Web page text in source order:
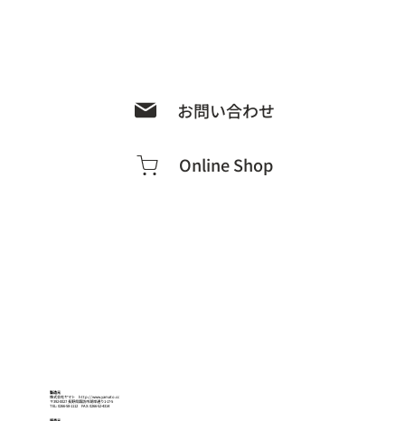
製造元
株式会社ヤマトhttp://www.yamato.cc
〒392-0027 長野県諏訪市湖岸通り1-17-5
TEL: 0266-58-1112 FAX: 0266-52-4314
販売元
お問い合わせ
Online Shop